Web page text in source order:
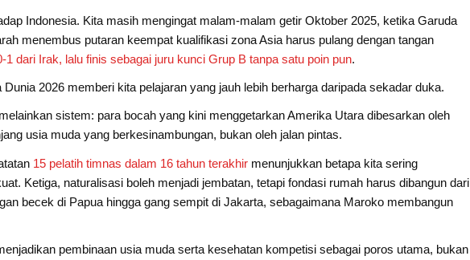
Indonesia. Kita masih mengingat malam-malam getir Oktober 2025, ketika Garuda
menembus putaran keempat kualifikasi zona Asia harus pulang dengan tangan
1 dari Irak, lalu finis sebagai juru kunci Grup B tanpa satu poin pun.
2026 memberi kita pelajaran yang jauh lebih berharga daripada sekadar duka.
sistem: para bocah yang kini menggetarkan Amerika Utara dibesarkan oleh
usia muda yang berkesinambungan, bukan oleh jalan pintas.
15 pelatih timnas dalam 16 tahun terakhir menunjukkan betapa kita sering
Ketiga, naturalisasi boleh menjadi jembatan, tetapi fondasi rumah harus dibangun dari
becek di Papua hingga gang sempit di Jakarta, sebagaimana Maroko membangun
pembinaan usia muda serta kesehatan kompetisi sebagai poros utama, bukan